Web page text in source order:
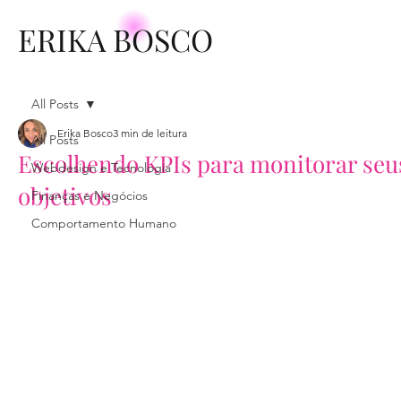
ERIKA BOSCO
All Posts
Webdesign e Tecnologia
Finanças e Negócios
Comportamento Humano
All Posts
Escolhendo KPIs para monitorar
objetivos
Erika Bosco3 min de leitura